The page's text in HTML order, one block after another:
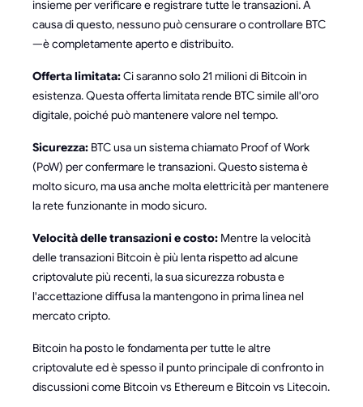
insieme per verificare e registrare tutte le transazioni. A
causa di questo, nessuno può censurare o controllare BTC
—è completamente aperto e distribuito.
Offerta limitata:Ci saranno solo 21 milioni di Bitcoin in
esistenza. Questa offerta limitata rende BTC simile all'oro
digitale, poiché può mantenere valore nel tempo.
Sicurezza: BTC usa un sistema chiamato Proof of Work
(PoW) per confermare le transazioni. Questo sistema è
molto sicuro, ma usa anche molta elettricità per mantenere
la rete funzionante in modo sicuro.
Velocità delle transazioni e costo: Mentre la velocità
delle transazioni Bitcoin è più lenta rispetto ad alcune
criptovalute più recenti, la sua sicurezza robusta e
l'accettazione diffusa la mantengono in prima linea nel
mercato cripto.
Bitcoin ha posto le fondamenta per tutte le altre
criptovalute ed è spesso il punto principale di confronto in
discussioni come Bitcoin vs Ethereum e Bitcoin vs Litecoin.